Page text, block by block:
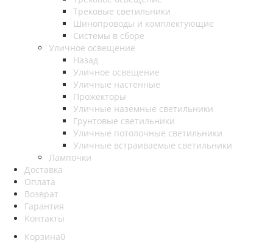
Трековые светильники
Шинопроводы и комплектующие
Системы в сборе
Уличное освещение
Назад
Уличное освещение
Уличные настенные
Прожекторы
Уличные наземные светильники
Грунтовые светильники
Уличные потолочные светильники
Уличные встраиваемые светильники
Лампочки
Доставка
Оплата
Возврат
Гарантия
Контакты
Корзина0